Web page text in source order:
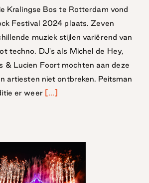
2024
Kralingse Bos te Rotterdam vond
Festival 2024 plaats. Zeven
muziek stijlen variërend van
techno. DJ's als Michel de Hey,
& Lucien Foort mochten aan deze
artiesten niet ontbreken. Peitsman
er weer [...]